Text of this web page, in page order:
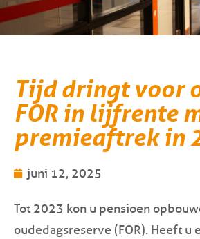
Tijd dringt voor
FOR in lijfrente
premieaftrek in
juni 12, 2025
Tot 2023 kon u pensioen
oudedagsreserve (FOR). Heeft u